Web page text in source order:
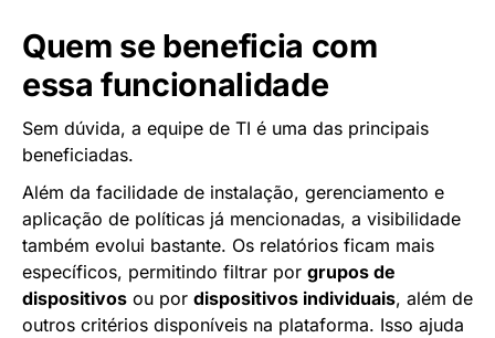
Quem se beneficia com
essa funcionalidade
Sem dúvida, a equipe de TI é uma das principais
beneficiadas.
Além da facilidade de instalação, gerenciamento e
aplicação de políticas já mencionadas, a visibilidade
também evolui bastante. Os relatórios ficam mais
específicos, permitindo filtrar por grupos de
dispositivos ou por dispositivos individuais, além de
outros critérios disponíveis na plataforma. Isso ajuda